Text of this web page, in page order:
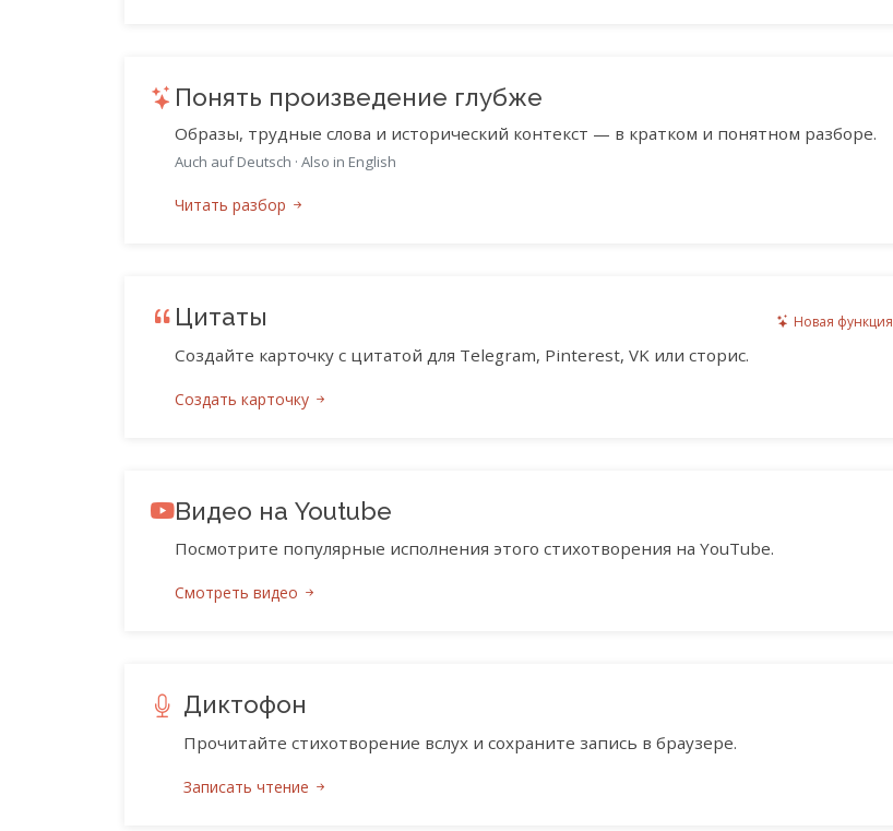
Понять произведение глубже
Образы, трудные слова и исторический контекст — в кратком и понятном разборе.
Auch auf Deutsch · Also in English
Читать разбор
Цитаты Новая функция
Создайте карточку с цитатой для Telegram, Pinterest, VK или сторис.
Создать карточку
Видео на Youtube
Посмотрите популярные исполнения этого стихотворения на YouTube.
Смотреть видео
Диктофон
Прочитайте стихотворение вслух и сохраните запись в браузере.
Записать чтение